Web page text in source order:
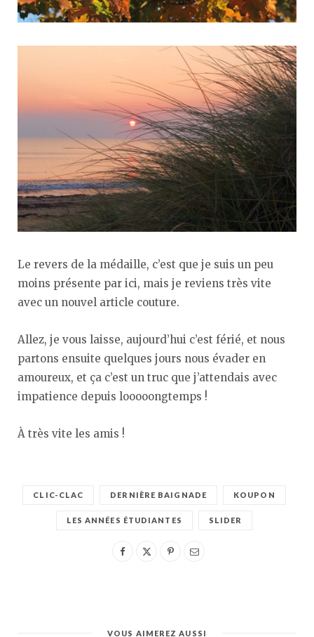
Le revers de la médaille, c’est que je suis un peu
moins présente par ici, mais je reviens très vite
avec un nouvel article couture.
Allez, je vous laisse, aujourd’hui c’est férié, et nous
partons ensuite quelques jours nous évader en
amoureux, et ça c’est un truc que j’attendais avec
impatience depuis looooongtemps !
À très vite les amis !
CLIC-CLAC DERNIÈRE BAIGNADE KOUPON
LES ANNÉES ÉTUDIANTES SLIDER
VOUS AIMEREZ AUSSI